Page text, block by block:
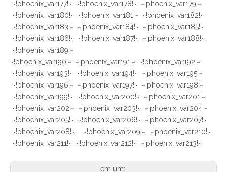
~!phoenix_var177!~ ~!phoenix_var178!~ ~!phoenix_var179!~
~!phoenix_var180!~ ~!phoenix_var181!~ ~!phoenix_var182!~
~!phoenix_var183!~ ~!phoenix_var184!~ ~!phoenix_var185!~
~!phoenix_var186!~ ~!phoenix_var187!~ ~!phoenix_var188!~
~!phoenix_var189!~
~!phoenix_var190!~ ~!phoenix_var191!~ ~!phoenix_var192!~
~!phoenix_var193!~ ~!phoenix_var194!~ ~!phoenix_var195!~
~!phoenix_var196!~ ~!phoenix_var197!~ ~!phoenix_var198!~
~!phoenix_var199!~ ~!phoenix_var200!~ ~!phoenix_var201!~
~!phoenix_var202!~ ~!phoenix_var203!~ ~!phoenix_var204!~
~!phoenix_var205!~ ~!phoenix_var206!~ ~!phoenix_var207!~
~!phoenix_var208!~ ~!phoenix_var209!~ ~!phoenix_var210!~
~!phoenix_var211!~ ~!phoenix_var212!~ ~!phoenix_var213!~
em um: